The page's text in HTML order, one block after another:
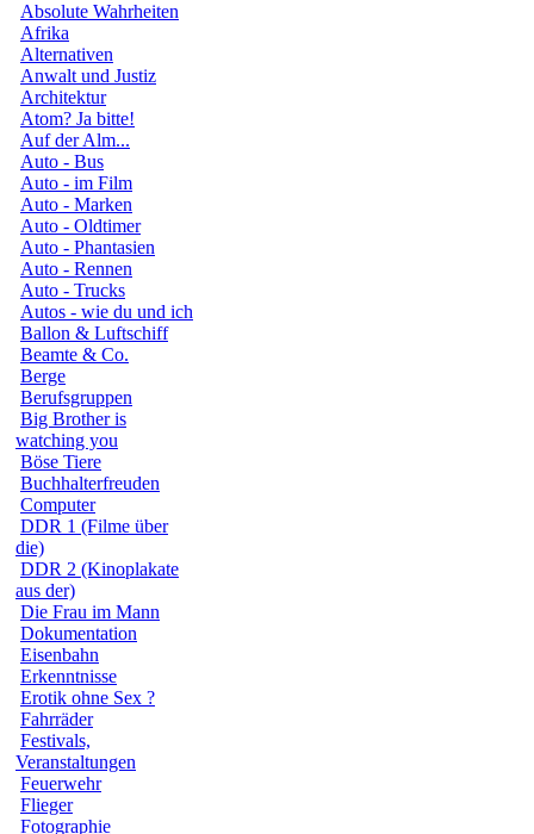
Absolute Wahrheiten
Afrika
Alternativen
Anwalt und Justiz
Architektur
Atom? Ja bitte!
Auf der Alm...
Auto - Bus
Auto - im Film
Auto - Marken
Auto - Oldtimer
Auto - Phantasien
Auto - Rennen
Auto - Trucks
Autos - wie du und ich
Ballon & Luftschiff
Beamte & Co.
Berge
Berufsgruppen
Big Brother is
watching you
Böse Tiere
Buchhalterfreuden
Computer
DDR 1 (Filme über
die)
DDR 2 (Kinoplakate
aus der)
Die Frau im Mann
Dokumentation
Eisenbahn
Erkenntnisse
Erotik ohne Sex ?
Fahrräder
Festivals,
Veranstaltungen
Feuerwehr
Flieger
Fotographie